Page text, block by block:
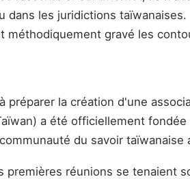
les juridictions
gravé les
la création d'une
a été officiellement
du savoir
réunions se tenaient